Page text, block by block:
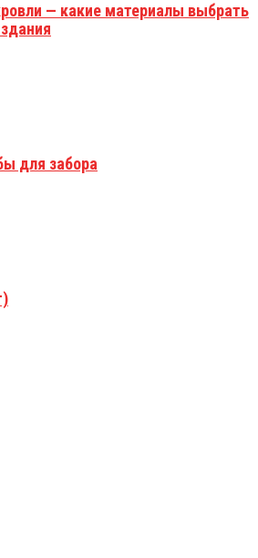
— какие материалы выбрать
для забора